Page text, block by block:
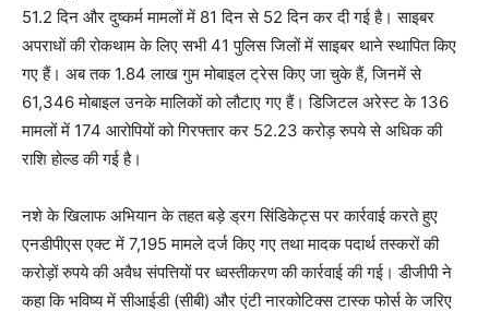
51.2 दिन और दुष्कर्म मामलों में 81 दिन से 52 दिन कर दी गई है। साइबर
अपराधों की रोकथाम के लिए सभी 41 पुलिस जिलों में साइबर थाने स्थापित किए
गए हैं। अब तक 1.84 लाख गुम मोबाइल ट्रेस किए जा चुके हैं, जिनमें से
61,346 मोबाइल उनके मालिकों को लौटाए गए हैं। डिजिटल अरेस्ट के 136
मामलों में 174 आरोपियों को गिरफ्तार कर 52.23 करोड़ रुपये से अधिक की
राशि होल्ड की गई है।
नशे के खिलाफ अभियान के तहत बड़े ड्रग सिंडिकेट्स पर कार्रवाई करते हुए
एनडीपीएस एक्ट में 7,195 मामले दर्ज किए गए तथा मादक पदार्थ तस्करों की
करोड़ों रुपये की अवैध संपत्तियों पर ध्वस्तीकरण की कार्रवाई की गई। डीजीपी ने
कहा कि भविष्य में सीआईडी (सीबी) और एंटी नारकोटिक्स टास्क फोर्स के जरिए